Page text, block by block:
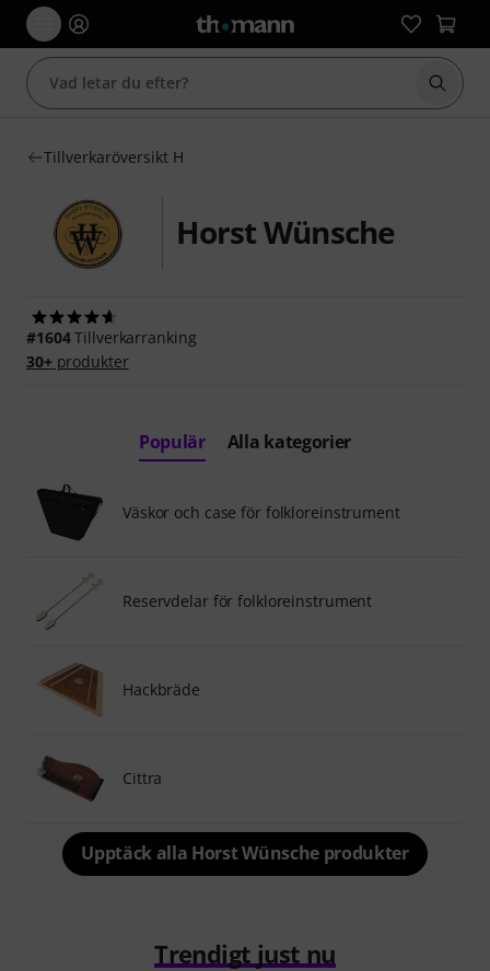
Börja
Tillverkaröversikt H
Horst Wünsche
#1604Tillverkarranking
30+produkter
Populär Alla kategorier
Väskor och case för folkloreinstrument
Reservdelar för folkloreinstrument
Hackbräde
Cittra
Upptäck alla Horst Wünsche produkter
Trendigt just nu